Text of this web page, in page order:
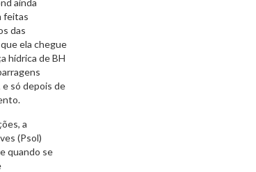
feitas
das
ela chegue
hídrica de BH
e só depois de
a
(Psol)
quando se